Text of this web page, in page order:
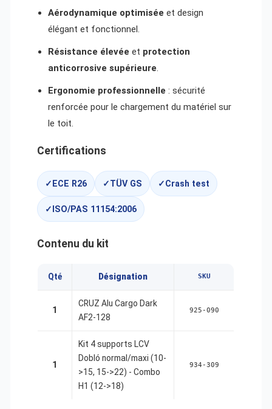
Aérodynamique optimisée et design
élégant et fonctionnel.
Résistance élevée et protection
anticorrosive supérieure.
Ergonomie professionnelle : sécurité
renforcée pour le chargement du matériel sur
le toit.
Certifications
ECE R26 TÜV GS Crash test
ISO/PAS 11154:2006
Contenu du kit
Qté Désignation SKU
1
CRUZ Alu Cargo Dark
AF2-128
925-090
1
Kit 4 supports LCV
Dobló normal/maxi (10-
>15, 15->22) - Combo
H1 (12->18)
934-309